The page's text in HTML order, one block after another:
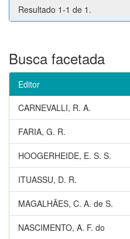
Resultado 1-1 de 1.
Busca facetada
Editor
CARNEVALLI, R. A.
FARIA, G. R.
HOOGERHEIDE, E. S. S.
ITUASSU, D. R.
MAGALHÃES, C. A. de S.
NASCIMENTO, A. F. do